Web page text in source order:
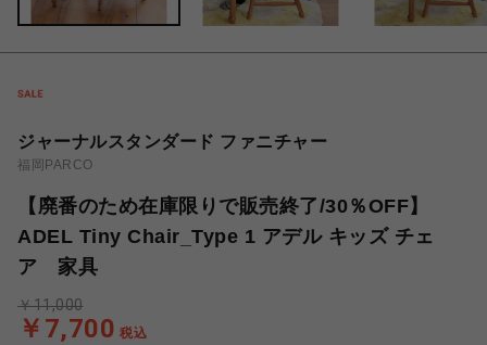
ジャーナルスタンダード ファニチャー
福岡PARCO
【廃番のため在庫限りで販売終了/30％OFF】
ADEL Tiny Chair_Type 1 アデル キッズ チェ
ア 家具
￥7,700 税込
￥11,000